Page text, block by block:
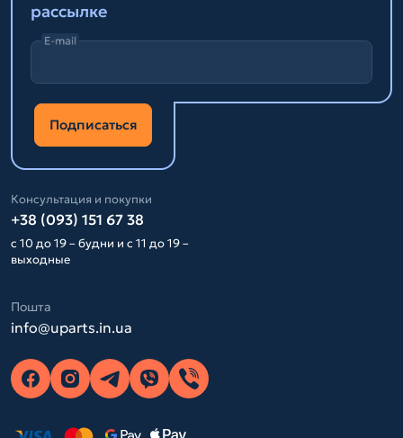
рассылке
E-mail
Подписаться
Консультация и покупки
+38 (093) 151 67 38
с 10 до 19 – будни и с 11 до 19 –
выходные
Пошта
info@uparts.in.ua